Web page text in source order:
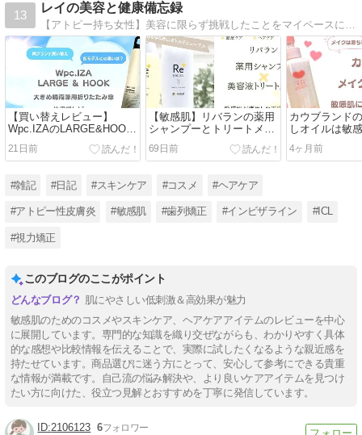
13
レイの美容と健康備忘録
【アトピー持ち女性】美容に限らず挑戦したことをマイペースに発信しています。歯列矯正やICL（眼内コンタクトレンズ）手術済です。体験記も投稿しています。
【買い替えレビュー】
Wpc.IZAのLARGE&HOOK
を使用！｜軽量で大きめ晴
雨兼用日傘♪
21日前
【敏感肌】リバランの薬用
シャンプーとトリートメン
トをレビュー｜香り・泡立
ち・使用感を紹介！
69日前
カウブランド
しオイルは敏
やすい？ミル
じた？
4ヶ月前
#雑記 #日記 #スキンケア #コスメ #ヘアケア
#アトピー性皮膚炎 #敏感肌 #歯列矯正 #インビザライン #ICL
#視力矯正
このブログのここがポイント
肌にやさしい低刺激＆高効果が魅力
敏感肌のためのコスメやスキンケア、ヘアケアアイテムのレビューを中心
に展開しています。専門的な知識を織り交ぜながらも、わかりやすく具体
的な感想や比較情報を伝えることで、実際に試したくなるような親近感を
持たせています。商品選びに迷う方にとって、安心して参考にできる貴重
な情報が満載です。自己流の悩み解決や、より良いケアアイテムを見つけ
たい方に向けた、役立つ見解とおすすめを丁寧に発信しています。
2106123 6